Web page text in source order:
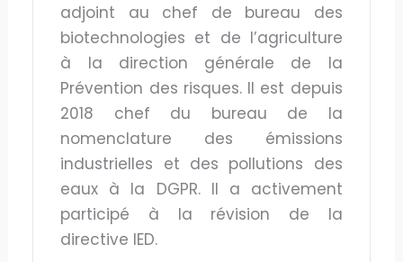
adjoint au chef de bureau des
biotechnologies et de l’agriculture
à la direction générale de la
Prévention des risques. Il est depuis
2018 chef du bureau de la
nomenclature des émissions
industrielles et des pollutions des
eaux à la DGPR. Il a activement
participé à la révision de la
directive IED.